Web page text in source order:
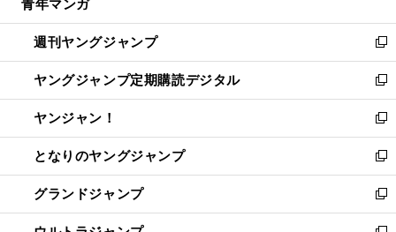
開
く
ウ
で
開
く
ン
ド
ウ
で
開
く
ウ
ィ
ン
ド
ウ
で
開
く
青年マンガ
週刊ヤングジャンプ
新
し
い
ウ
ィ
ン
ド
ウ
で
開
ヤングジャンプ定期購読デジタル
新
し
い
ウ
ィ
ン
ド
ウ
ヤンジャン！
新
し
い
ウ
ィ
ン
となりのヤングジャンプ
新
し
い
ウ
グランドジャンプ
新
し